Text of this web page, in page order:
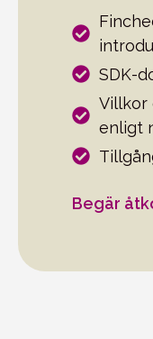
SDK-
Villkor
enligt
Begär